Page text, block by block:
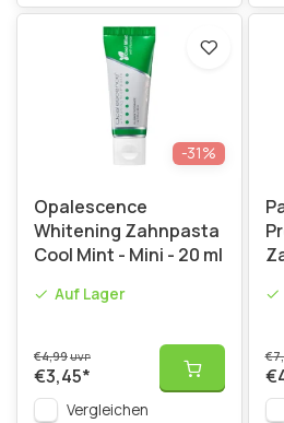
-31%
Opalescence
Whitening Zahnpasta
Cool Mint - Mini - 20 ml
Auf Lager
€4,99UVP
€3,45*
Vergleichen